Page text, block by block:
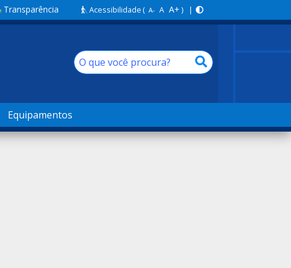
Transparência Acessibilidade( A- A A+ ) |
Equipamentos